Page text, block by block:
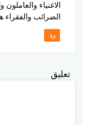
الاغنياء
الضرائب
رد
تعليق